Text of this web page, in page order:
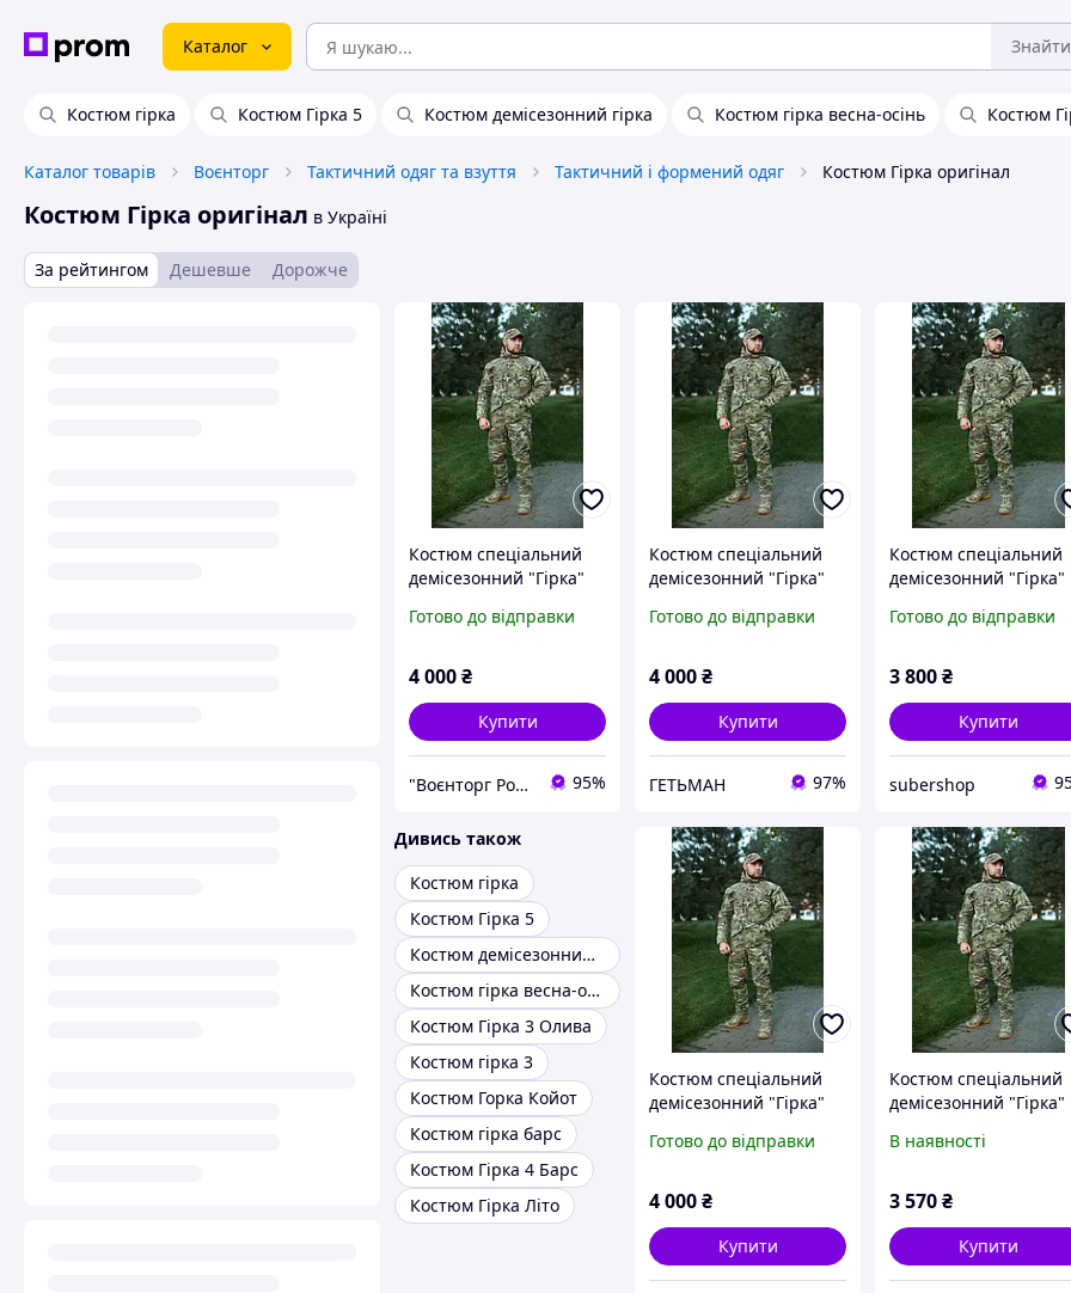
Каталог Знайти
Костюм гірка Костюм Гірка 5 Костюм демісезонний гірка Костюм гірка весна-осінь Костюм
Каталог товарів Воєнторг Тактичний одяг та взуття Тактичний і формений одяг Костюм Гірка оригінал
Костюм Гірка оригінал в Україні
За рейтингом Дешевше Дорожче
Костюм спеціальний
демісезонний "Гірка"
Готово до відправки
4 000₴
Купити
"Воєнторг Роздріб/Опт": На варті вашої безпеки! 95%
Костюм спеціальний
демісезонний "Гірка"
Готово до відправки
4 000₴
Купити
ГЕТЬМАН 97%
Костюм спеціальний
демісезонний "Гірка"
Готово до відправки
3 800₴
Купити
subershop
Дивись також
Костюм гірка
Костюм Гірка 5
Костюм демісезонний гірка
Костюм гірка весна-осінь
Костюм Гірка 3 Олива
Костюм гірка 3
Костюм Горка Койот
Костюм гірка барс
Костюм Гірка 4 Барс
Костюм Гірка Літо
Костюм спеціальний
демісезонний "Гірка"
Готово до відправки
4 000₴
Купити
Костюм спеціальний
демісезонний "Гірка"
В наявності
3 570₴
Купити